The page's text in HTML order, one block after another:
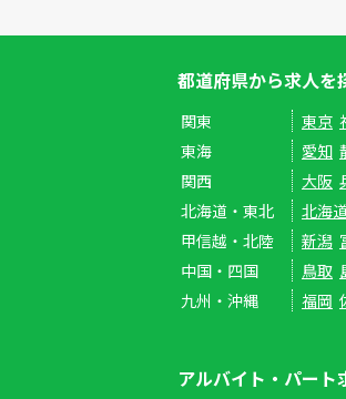
都道府県から求人を
関東
東海
関西
北海道・東北
甲信越・北陸
中国・四国
九州・沖縄
東京
愛知
大阪
北海
新潟
鳥取
福岡
アルバイト・パート